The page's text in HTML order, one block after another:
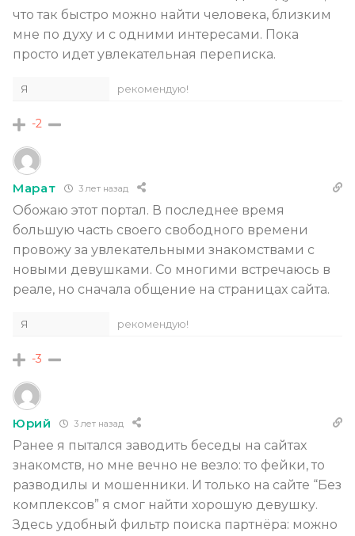
что так быстро можно найти человека, близким
мне по духу и с одними интересами. Пока
просто идет увлекательная переписка.
Я рекомендую!
-2
Марат 3 лет назад
Обожаю этот портал. В последнее время
большую часть своего свободного времени
провожу за увлекательными знакомствами с
новыми девушками. Со многими встречаюсь в
реале, но сначала общение на страницах сайта.
Я рекомендую!
-3
Юрий 3 лет назад
Ранее я пытался заводить беседы на сайтах
знакомств, но мне вечно не везло: то фейки, то
разводилы и мошенники. И только на сайте “Без
комплексов” я смог найти хорошую девушку.
Здесь удобный фильтр поиска партнёра: можно